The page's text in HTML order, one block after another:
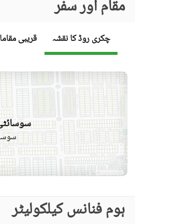
مقام اور سفر
چکری روڈ کا نقشہ قریبی
ہوم فنانس کیلکولیٹر